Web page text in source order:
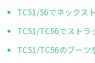
TC51/56でネックス
TC51/TC56でストラ
TC51/TC56のブーツ